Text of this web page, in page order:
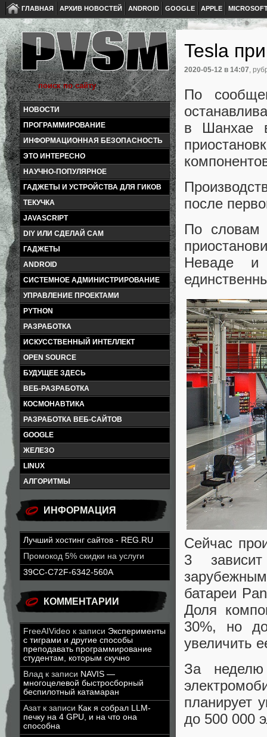
ГЛАВНАЯ АРХИВ НОВОСТЕЙ ANDROID GOOGLE APPLE
НОВОСТИ
ПРОГРАММИРОВАНИЕ
ИНФОРМАЦИОННАЯ БЕЗОПАСНОСТЬ
ЭТО ИНТЕРЕСНО
НАУЧНО-ПОПУЛЯРНОЕ
ГАДЖЕТЫ И УСТРОЙСТВА ДЛЯ ГИКОВ
ТЕКУЧКА
JAVASCRIPT
DIY ИЛИ СДЕЛАЙ САМ
ГАДЖЕТЫ
ANDROID
СИСТЕМНОЕ АДМИНИСТРИРОВАНИЕ
УПРАВЛЕНИЕ ПРОЕКТАМИ
PYTHON
РАЗРАБОТКА
ИСКУССТВЕННЫЙ ИНТЕЛЛЕКТ
OPEN SOURCE
БУДУЩЕЕ ЗДЕСЬ
ВЕБ-РАЗРАБОТКА
КОСМОНАВТИКА
РАЗРАБОТКА ВЕБ-САЙТОВ
GOOGLE
ЖЕЛЕЗО
LINUX
АЛГОРИТМЫ
ИНФОРМАЦИЯ
Лучший хостинг сайтов - REG.RU
Промокод 5% скидки на услуги
39CC-C72F-6342-560A
КОММЕНТАРИИ
FreeAIVideo к записи Эксперименты
с тиграми и другие способы
преподавать программирование
студентам, которым скучно
Влад к записи NAVIS —
многоцелевой быстросборный
беспилотный катамаран
Азатк записи Как я собрал LLM-
печку на 4 GPU, и на что она
способна
Tesla
2020-05-12 в 14:07,
По
в Шанхае
после
По словам
Неваде и
Сейчас
3
батареи
Доля
30%, но
увеличить
За неделю
планирует
до 500 000